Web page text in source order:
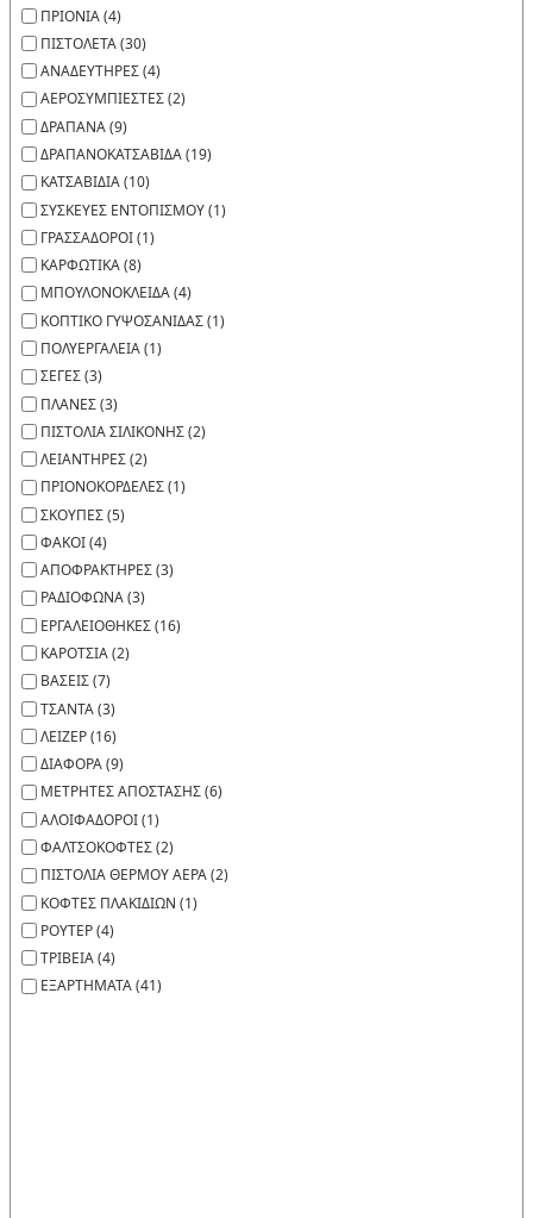
ΠΡΙΟΝΙΑ (4)
ΠΙΣΤΟΛΕΤΑ (30)
ΑΝΑΔΕΥΤΗΡΕΣ (4)
ΑΕΡΟΣΥΜΠΙΕΣΤΕΣ (2)
ΔΡΑΠΑΝΑ (9)
ΔΡΑΠΑΝΟΚΑΤΣΑΒΙΔΑ (19)
ΚΑΤΣΑΒΙΔΙΑ (10)
ΣΥΣΚΕΥΕΣ ΕΝΤΟΠΙΣΜΟΥ (1)
ΓΡΑΣΣΑΔΟΡΟΙ (1)
ΚΑΡΦΩΤΙΚΑ (8)
ΜΠΟΥΛΟΝΟΚΛΕΙΔΑ (4)
ΚΟΠΤΙΚΟ ΓΥΨΟΣΑΝΙΔΑΣ (1)
ΠΟΛΥΕΡΓΑΛΕΙΑ (1)
ΣΕΓΕΣ (3)
ΠΛΑΝΕΣ (3)
ΠΙΣΤΟΛΙΑ ΣΙΛΙΚΟΝΗΣ (2)
ΛΕΙΑΝΤΗΡΕΣ (2)
ΠΡΙΟΝΟΚΟΡΔΕΛΕΣ (1)
ΣΚΟΥΠΕΣ (5)
ΦΑΚΟΙ (4)
ΑΠΟΦΡΑΚΤΗΡΕΣ (3)
ΡΑΔΙΟΦΩΝΑ (3)
ΕΡΓΑΛΕΙΟΘΗΚΕΣ (16)
ΚΑΡΟΤΣΙΑ (2)
ΒΑΣΕΙΣ (7)
ΤΣΑΝΤΑ (3)
ΛΕΙΖΕΡ (16)
ΔΙΑΦΟΡΑ (9)
ΜΕΤΡΗΤΕΣ ΑΠΟΣΤΑΣΗΣ (6)
ΑΛΟΙΦΑΔΟΡΟΙ (1)
ΦΑΛΤΣΟΚΟΦΤΕΣ (2)
ΠΙΣΤΟΛΙΑ ΘΕΡΜΟΥ ΑΕΡΑ (2)
ΚΟΦΤΕΣ ΠΛΑΚΙΔΙΩΝ (1)
ΡΟΥΤΕΡ (4)
ΤΡΙΒΕΙΑ (4)
ΕΞΑΡΤΗΜΑΤΑ (41)